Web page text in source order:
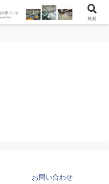
お問い合わせ
検索